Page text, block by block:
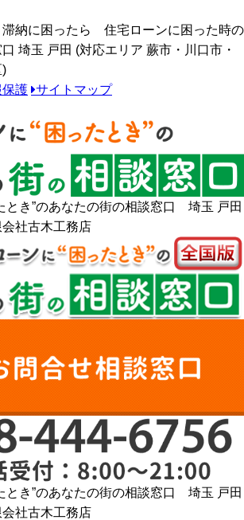
滞納に困ったら 住宅ローンに困った時の
埼玉 戸田 (対応エリア 蕨市・川口市・
)
護 サイトマップ
とき”のあなたの街の相談窓口 埼玉 戸田
社古木工務店
とき”のあなたの街の相談窓口 埼玉 戸田
社古木工務店